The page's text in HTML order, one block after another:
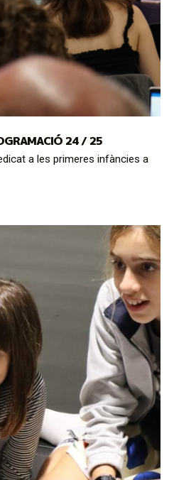
24 / 25
a les primeres infàncies a